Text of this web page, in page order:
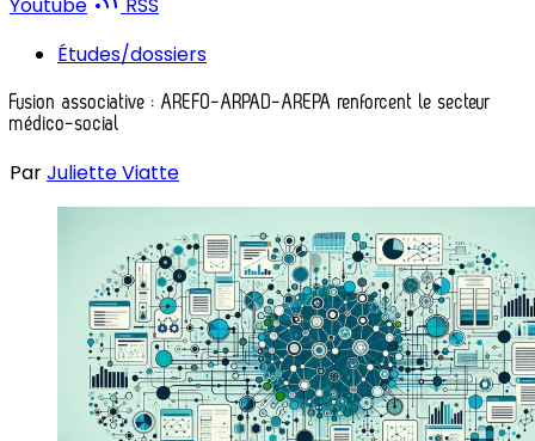
Youtube
RSS
Études/dossiers
Fusion associative : AREFO-ARPAD-AREPA renforcent le secteur
médico-social
ParJuliette Viatte